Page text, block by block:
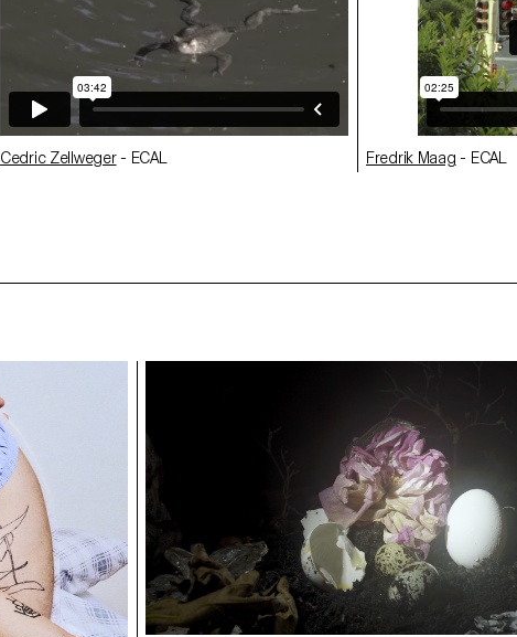
Cedric Zellweger- ECAL Fredrik Maag - ECAL